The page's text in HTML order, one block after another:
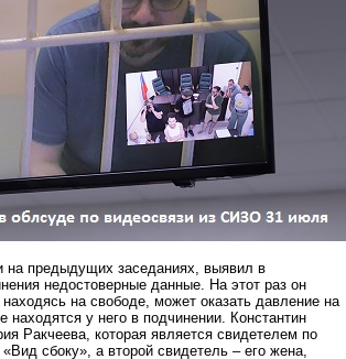
на предыдущих заседаниях, выявил в
недостоверные данные. На этот раз он
на свободе, может оказать давление на
находятся у него в подчинении. Константин
Ракчеева, которая является свидетелем по
сбоку», а второй свидетель – его жена,